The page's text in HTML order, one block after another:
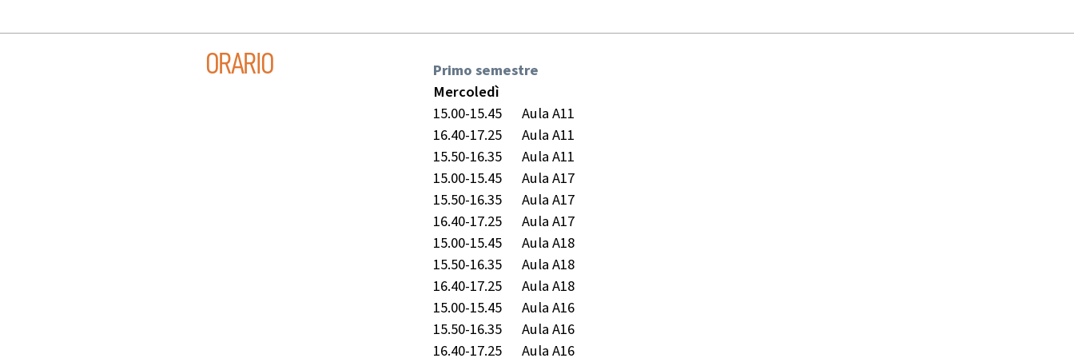
ORARIO
Primo semestre
Mercoledì
15.00-15.45
Aula A11
16.40-17.25
Aula A11
15.50-16.35
Aula A11
15.00-15.45
Aula A17
15.50-16.35
Aula A17
16.40-17.25
Aula A17
15.00-15.45
Aula A18
15.50-16.35
Aula A18
16.40-17.25
Aula A18
15.00-15.45
Aula A16
15.50-16.35
Aula A16
16.40-17.25
Aula A16